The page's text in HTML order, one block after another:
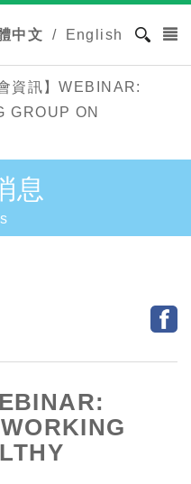
中文 / English
資訊】WEBINAR:
GROUP ON
息